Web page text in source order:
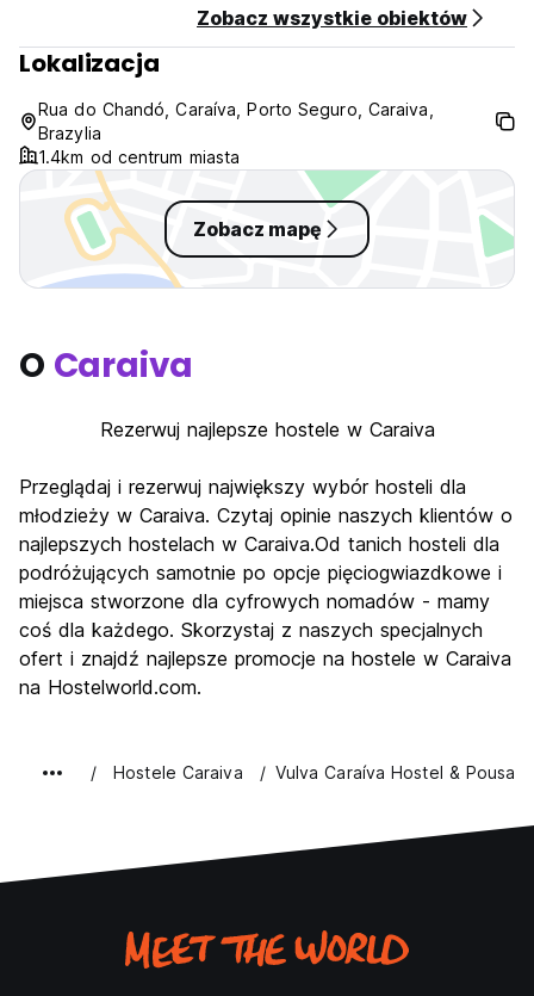
(nieelastyczne, pobieramy opłatę w wysokości 30 BRL ZA
GODZINĘ, jeśli później niż o tej godzinie)
Płatność po przyjeździe gotówką, kartą kredytową,
debetową i PIX
Podatki wliczone w cenę
Śniadanie niedostępne
Ogólny:
Recepcja: recepcja online ze szczegółami dotyczącymi
samodzielnego zameldowania (filmy orientacyjne) i odbiór
(Auto-translated from original language)
Zobacz wszystkie obiektów
Lokalizacja
Rua do Chandó, Caraíva, Porto Seguro, Caraiva,
Brazylia
1.4km od centrum miasta
Zobacz mapę
O Caraiva
Rezerwuj najlepsze hostele w Caraiva
Przeglądaj i rezerwuj największy wybór hosteli dla
młodzieży w Caraiva. Czytaj opinie naszych klientów o
najlepszych hostelach w Caraiva.Od tanich hosteli dla
podróżujących samotnie po opcje pięciogwiazdkowe i
miejsca stworzone dla cyfrowych nomadów - mamy
coś dla każdego. Skorzystaj z naszych specjalnych
ofert i znajdź najlepsze promocje na hostele w Caraiva
na Hostelworld.com.
Hostele Caraiva Vulva Caraíva Hostel &